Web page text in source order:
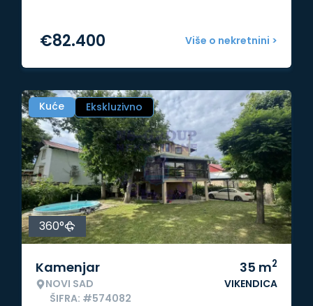
Više o nekretnini >
€82.400
Kuće Ekskluzivno
360°
Kamenjar
NOVI SAD
ŠIFRA: #574082
35 m2
VIKENDICA